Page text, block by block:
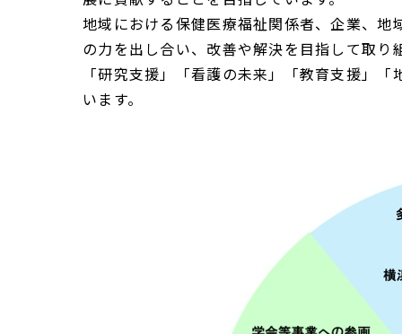
地域における保健医療福祉関係者、企業、
の力を出し合い、改善や解決を目指して取
「研究支援」「看護の未来」「教育支援」
います。